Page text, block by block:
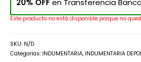
20% OFFen Transferencia
Este producto no está disponible porque no
SKU: N/D
Categorías: INDUMENTARIA, INDUMENTARIA